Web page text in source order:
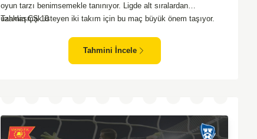
oyun tarzı benimsemekle tanınıyor. Ligde alt sıralardan
uzaklaşmak isteyen iki takım için bu maç büyük önem taşıyor.
biliniyor. Bu durum, ev sahibi Start'a karşı mücadelede zorluk
çıkartabilir. Maçın temposunun yüksek olacağını ve her iki takımın
Tahmin ÇŞ 10
Tahmini İncele